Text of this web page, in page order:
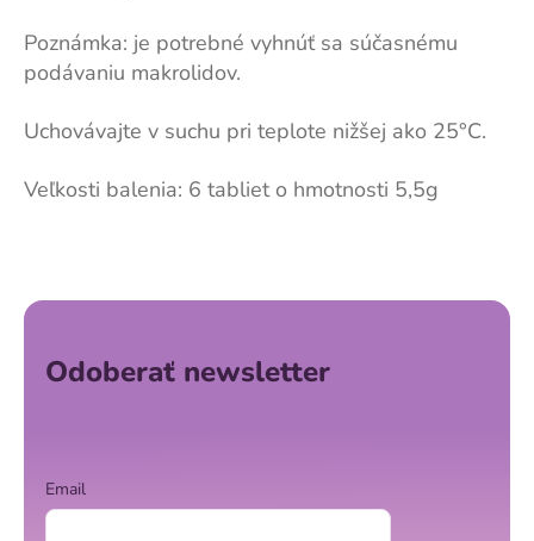
Poznámka: je potrebné vyhnúť sa súčasnému
podávaniu makrolidov.
Uchovávajte v suchu pri teplote nižšej ako 25°C.
Veľkosti balenia: 6 tabliet o hmotnosti 5,5g
Odoberať newsletter
Email